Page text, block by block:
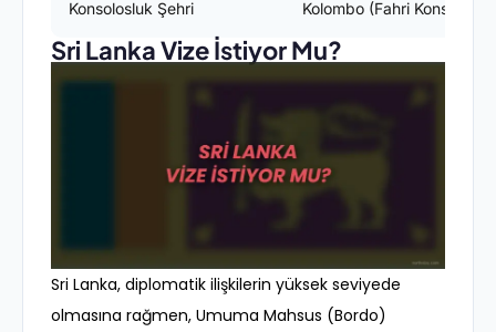
Konsolosluk Şehri Kolombo (Fahri
Sri Lanka Vize İstiyor Mu?
Sri Lanka, diplomatik ilişkilerin yüksek seviyede
olmasına rağmen, Umuma Mahsus (Bordo)